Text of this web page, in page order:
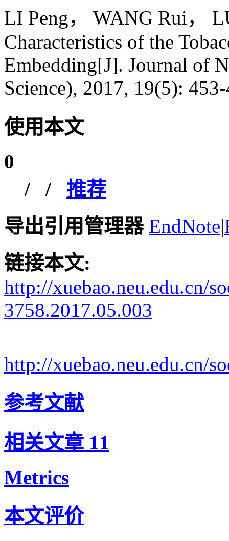
LI Peng， WANG Rui，
Characteristics of the
Embedding[J]. Journal of
Science), 2017, 19(5):
使用本文
0
/ / 推荐
导出引用管理器 EndNote|
链接本文:
http://xuebao.neu.edu.cn/
3758.2017.05.003
http://xuebao.neu.edu.cn/
参考文献
相关文章 11
Metrics
本文评价